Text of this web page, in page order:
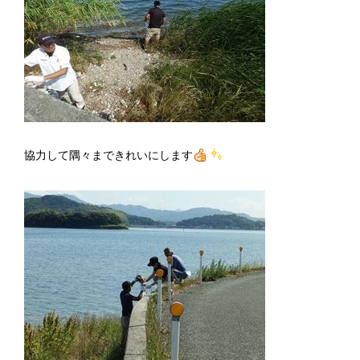
協力して隅々まできれいにします